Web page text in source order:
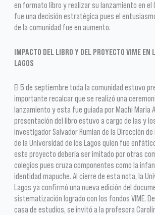
en formato libro y realizar su lanzamiento en el
fue una decisión estratégica pues el
de la comunidad fue en aumento.
IMPACTO DEL LIBRO Y DEL PROYECTO VIME EN
LAGOS
El 5 de septiembre toda la comunidad estuvo
importante recalcar que se realizó una
lanzamiento y esta fue guiada por Machi Maria
presentación del libro estuvo a cargo de las y
investigador Salvador Rumian de la Dirección de
de la Universidad de los Lagos quien fue
este proyecto debería ser imitado por otras
colegios pues cruza componentes como la
identidad mapuche. Al cierre de esta nota, la
Lagos ya confirmó una nueva edición del
sistematización logrado con los fondos VIME.
casa de estudios, se invitó a la profesora